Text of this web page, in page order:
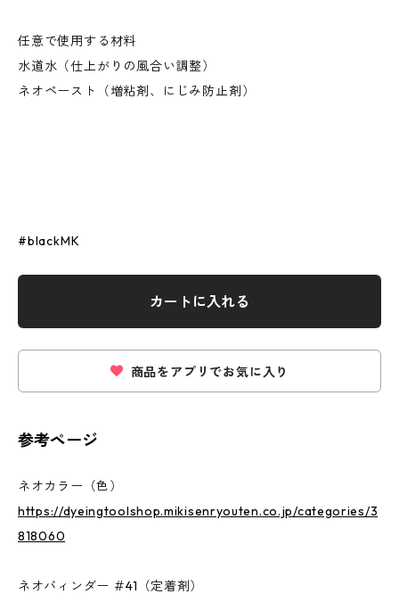
任意で使用する材料
水道水（仕上がりの風合い調整）
ネオペースト（増粘剤、にじみ防止剤）
#blackMK
カートに入れる
商品をアプリでお気に入り
参考ページ
ネオカラー（色）
https://dyeingtoolshop.mikisenryouten.co.jp/categories/3
818060
ネオバィンダー ＃41（定着剤）